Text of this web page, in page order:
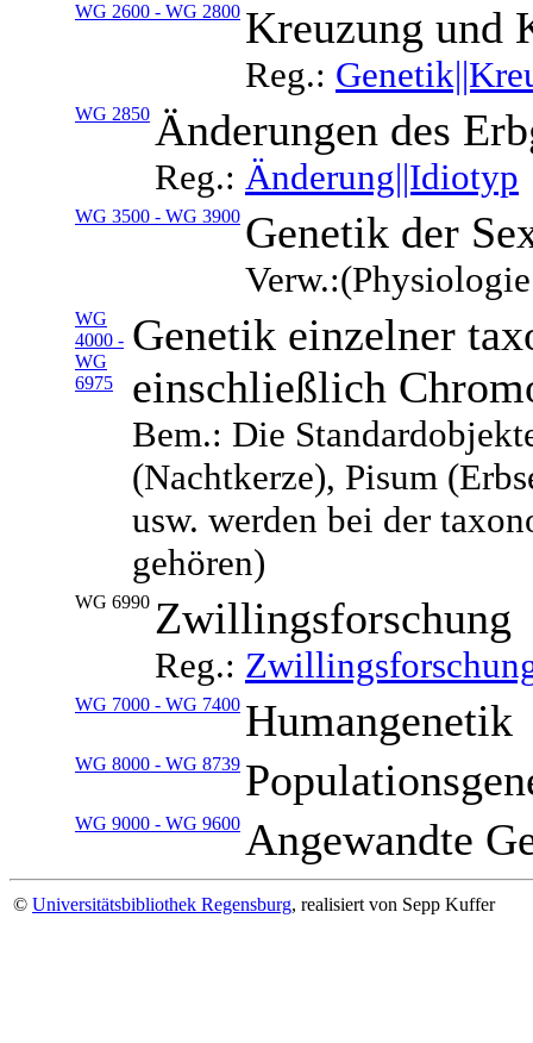
WG 2600 - WG 2800 Kreuzung und
Reg.:
WG 2850 Änderungen des
Reg.: Änderung||Idiotyp
WG 3500 - WG 3900 Genetik der
WG
4000 -
WG
6975
Genetik einzelner
einschließlich
Bem.: Die
(Nachtkerze), Pisum
usw. werden bei der
gehören)
WG 6990 Zwillingsforschung
Reg.:
WG 7000 - WG 7400 Humangenetik
WG 8000 - WG 8739
WG 9000 - WG 9600 Angewandte
© Universitätsbibliothek Regensburg, realisiert von Sepp Kuffer